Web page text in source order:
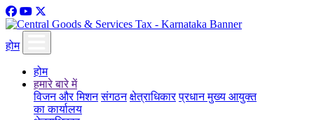
होम
होम
हमारे बारे में
विजन और मिशन संगठन क्षेत्राधिकार प्रधान मुख्य आयुक्त
का कार्यालय